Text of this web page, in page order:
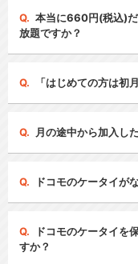
本当に660円(税込)
放題ですか？
「はじめての方は初
月の途中から加入し
ドコモのケータイが
ドコモのケータイを
すか？